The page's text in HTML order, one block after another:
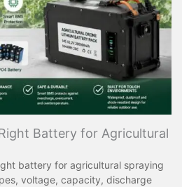
Battery for Agricultural
battery for agricultural spraying
voltage, capacity, discharge